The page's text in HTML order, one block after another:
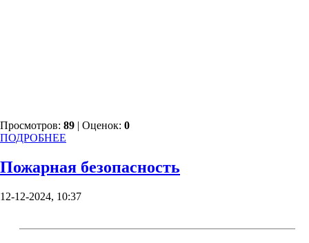
Просмотров: 89 | Оценок: 0
ПОДРОБНЕЕ
Пожарная безопасность
12-12-2024, 10:37